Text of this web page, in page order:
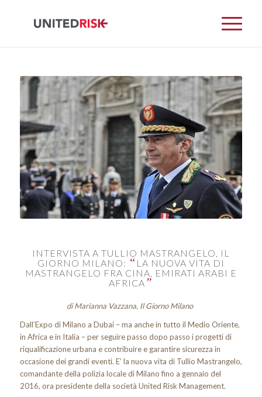
INTERVISTA A TULLIO MASTRANGELO, IL
GIORNO MILANO: “ LA NUOVA VITA DI
MASTRANGELO FRA CINA, EMIRATI ARABI E
AFRICA ”
di Marianna Vazzana, Il Giorno Milano
Dall’Expo di Milano a Dubai – ma anche in tutto il Medio Oriente,
in Africa e in Italia – per seguire passo dopo passo i progetti di
riqualificazione urbana e contribuire e garantire sicurezza in
occasione dei grandi eventi. E’ la nuova vita di Tullio Mastrangelo,
comandante della polizia locale di Milano fino a gennaio del
2016, ora presidente della società United Risk Management.